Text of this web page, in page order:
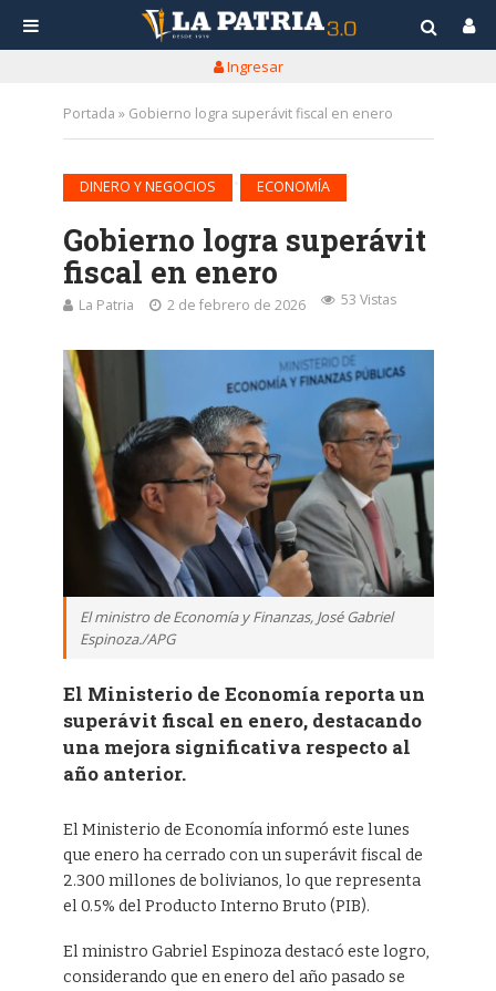
Ingresar
Portada » Gobierno logra superávit fiscal en enero
DINERO Y NEGOCIOS ECONOMÍA
Gobierno logra superávit
fiscal en enero
La Patria 2 de febrero de 2026 53 Vistas
El ministro de Economía y Finanzas, José Gabriel
Espinoza./APG
El Ministerio de Economía reporta un
superávit fiscal en enero, destacando
una mejora significativa respecto al
año anterior.
El Ministerio de Economía informó este lunes
que enero ha cerrado con un superávit fiscal de
2.300 millones de bolivianos, lo que representa
el 0.5% del Producto Interno Bruto (PIB).
El ministro Gabriel Espinoza destacó este logro,
considerando que en enero del año pasado se